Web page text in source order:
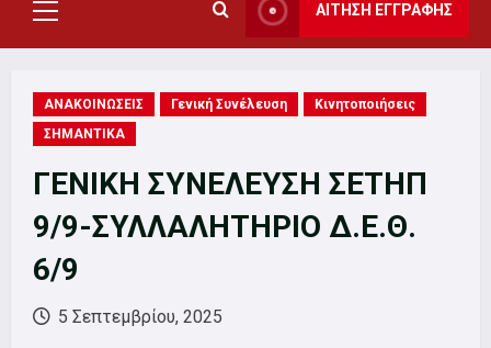
Primary
Menu
ΑΙΤΗΣΗ ΕΓΓΡΑΦΗΣ
ΑΝΑΚΟΙΝΩΣΕΙΣ Γενική Συνέλευση
Κινητοποιήσεις
ΣΗΜΑΝΤΙΚΑ
ΓΕΝΙΚΗ ΣΥΝΕΛΕΥΣΗ ΣΕΤΗΠ
9/9-ΣΥΛΛΑΛΗΤΗΡΙΟ Δ.Ε.Θ.
6/9
5 Σεπτεμβρίου, 2025